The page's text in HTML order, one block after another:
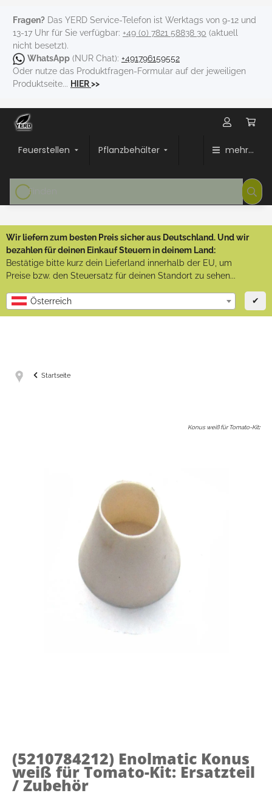
Fragen? Das YERD Service-Telefon ist Werktags von 9-12 und
13-17 Uhr für Sie verfügbar: +49 (0) 7821 58838 30 (aktuell
nicht besetzt).
WhatsApp (NUR Chat): +491796159552
Oder nutze das Produktfragen-Formular auf der jeweiligen
Produktseite... HIER>>
Feuerstellen Pflanzbehälter mehr...
Wir liefern zum besten Preis sicher aus Deutschland. Und wir
bezahlen für deinen Einkauf Steuern in deinem Land:
Bestätige bitte kurz dein Lieferland innerhalb der EU, um
Preise bzw. den Steuersatz für deinen Standort zu sehen...
Österreich ✔
Startseite
Konus weiß für Tomato-Kit:
(5210784212) Enolmatic Konus
weiß für Tomato-Kit: Ersatzteil
/ Zubehör